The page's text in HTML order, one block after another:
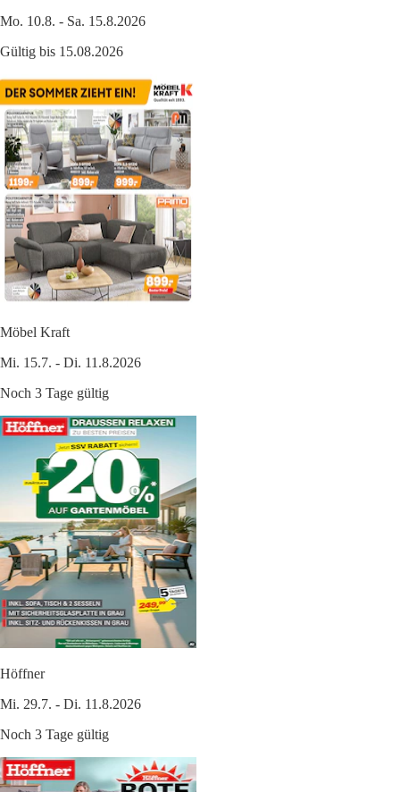
Mo. 10.8. - Sa. 15.8.2026
Gültig bis 15.08.2026
Möbel Kraft
Mi. 15.7. - Di. 11.8.2026
Noch 3 Tage gültig
Höffner
Mi. 29.7. - Di. 11.8.2026
Noch 3 Tage gültig